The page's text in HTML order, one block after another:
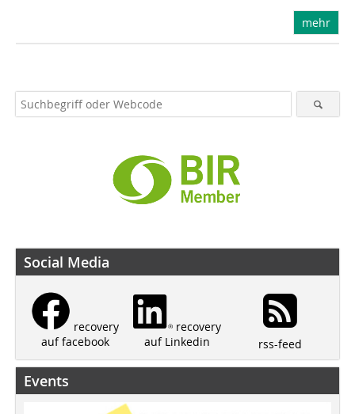
mehr
Social Media
recovery
auf facebook
recovery
auf Linkedin
rss-feed
Events